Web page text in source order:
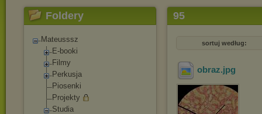
Foldery
Mateusssz
E-booki
Filmy
Perkusja
Piosenki
Projekty
Studia
95
sortuj według:
obraz.jpg